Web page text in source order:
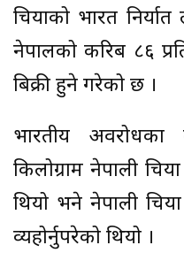
चियाको भारत
नेपालको करिब ८६
बिक्री हुने गरेको छ ।
भारतीय
किलोग्राम नेपाली
थियो भने नेपाली
व्यहोर्नुपरेको थियो ।